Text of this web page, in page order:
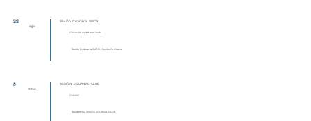
22
ago
Sesión Ordinaria SMCN
Ubicación no determinada
Sesión Ordinaria SMCN , Sesión Ordinaria
8
sept
SESIÓN JOURNAL CLUB
ONLINE
Residentes, SESIÓN JOURNAL CLUB